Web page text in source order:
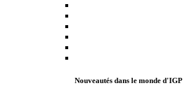
Nouveautés dans le monde d'IGP